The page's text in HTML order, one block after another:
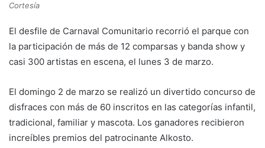
Cortesía
El desfile de Carnaval Comunitario recorrió el parque con
la participación de más de 12 comparsas y banda show y
casi 300 artistas en escena, el lunes 3 de marzo.
El domingo 2 de marzo se realizó un divertido concurso de
disfraces con más de 60 inscritos en las categorías infantil,
tradicional, familiar y mascota. Los ganadores recibieron
increíbles premios del patrocinante Alkosto.